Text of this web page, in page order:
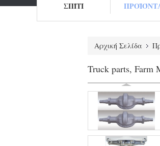
ΣΠΊΤΙ
Αρχική Σελίδα
Truck parts, Farm